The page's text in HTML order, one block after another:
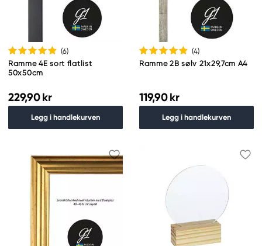
(6)
Ramme 4E sort flatlist
50x50cm
229,90 kr
Legg i handlekurven
(4)
Ramme 2B sølv 21x29,7cm A4
119,90 kr
Legg i handlekurven